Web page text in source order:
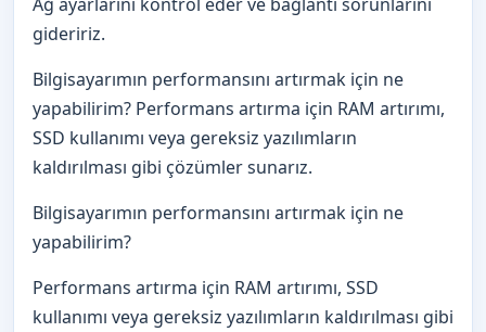
gideririz.
Bilgisayarımın performansını artırmak için ne
yapabilirim? Performans artırma için RAM artırımı,
SSD kullanımı veya gereksiz yazılımların
kaldırılması gibi çözümler sunarız.
Bilgisayarımın performansını artırmak için ne
yapabilirim?
Performans artırma için RAM artırımı, SSD
kullanımı veya gereksiz yazılımların kaldırılması gibi